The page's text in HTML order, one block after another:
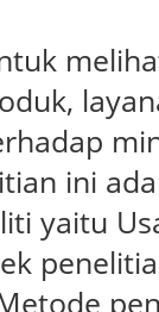
ini
yaitu